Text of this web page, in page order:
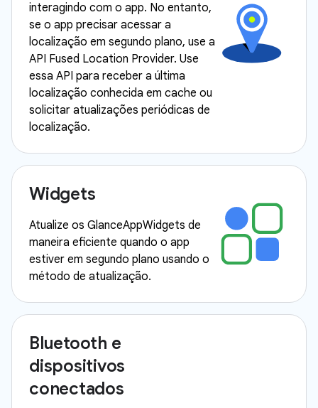
interagindo com o app. No entanto,
se o app precisar acessar a
localização em segundo plano, use a
API Fused Location Provider. Use
essa API para receber a última
localização conhecida em cache ou
solicitar atualizações periódicas de
localização.
Widgets
Atualize os GlanceAppWidgets de
maneira eficiente quando o app
estiver em segundo plano usando o
método de atualização.
Bluetooth e
dispositivos
conectados